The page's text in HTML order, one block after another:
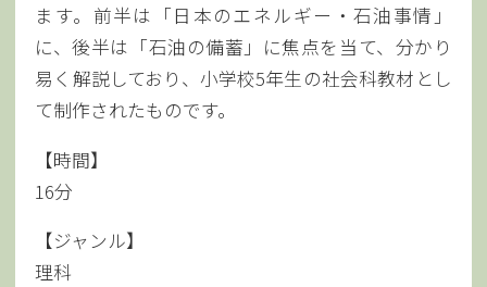
ます。前半は「日本のエネルギー・石油事情」
に、後半は「石油の備蓄」に焦点を当て、分かり
易く解説しており、小学校5年生の社会科教材とし
て制作されたものです。
【時間】
16分
【ジャンル】
理科